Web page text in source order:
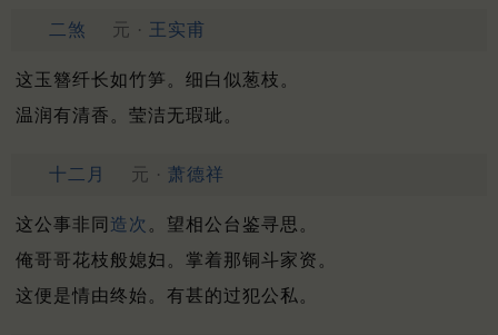
二煞 元 · 王实甫
这玉簪纤长如竹笋。细白似葱枝。
温润有清香。莹洁无瑕玼。
十二月 元 · 萧德祥
这公事非同 造次 。望相公台鉴寻思。
俺哥哥花枝般媳妇。掌着那铜斗家资。
这便是情由终始。有甚的过犯公私。